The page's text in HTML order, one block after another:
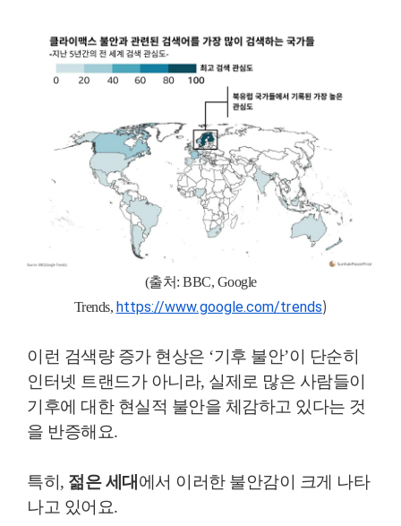
(출처: BBC, Google
Trends, https://www.google.com/trends)
이런 검색량 증가 현상은 ‘기후 불안’이 단순히
인터넷 트랜드가 아니라, 실제로 많은 사람들이
기후에 대한 현실적 불안을 체감하고 있다는 것
을 반증해요.
특히, 젊은 세대 에서 이러한 불안감이 크게 나타
나고 있어요.